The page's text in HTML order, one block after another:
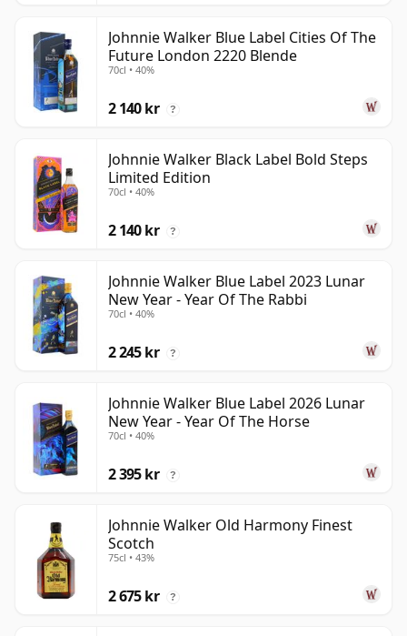
Johnnie Walker Blue Label Cities Of The
Future London 2220 Blende
70cl • 40%
2 140 kr ?
Johnnie Walker Black Label Bold Steps
Limited Edition
70cl • 40%
2 140 kr ?
Johnnie Walker Blue Label 2023 Lunar
New Year - Year Of The Rabbi
70cl • 40%
2 245 kr ?
Johnnie Walker Blue Label 2026 Lunar
New Year - Year Of The Horse
70cl • 40%
2 395 kr ?
Johnnie Walker Old Harmony Finest
Scotch
75cl • 43%
2 675 kr ?